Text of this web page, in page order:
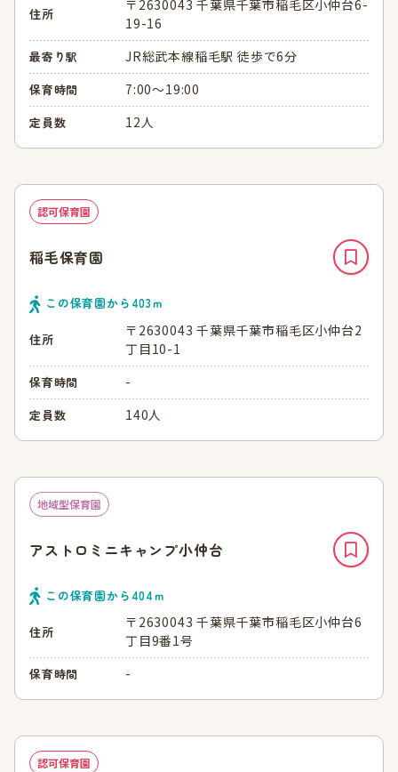
住所
〒2630043 千葉県千葉市稲毛区小仲台6-
19-16
最寄り駅 JR総武本線稲毛駅 徒歩で6分
保育時間 7:00～19:00
定員数 12人
認可保育園
稲毛保育園
この保育園から 403ｍ
住所
〒2630043 千葉県千葉市稲毛区小仲台2
丁目10-1
保育時間 -
定員数 140人
地域型保育園
アストロミニキャンプ小仲台
この保育園から 404 ｍ
住所
〒2630043 千葉県千葉市稲毛区小仲台6
丁目9番1号
保育時間 -
認可保育園